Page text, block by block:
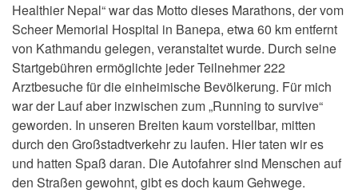
Healthier Nepal“ war das Motto dieses Marathons, der vom
Scheer Memorial Hospital in Banepa, etwa 60 km entfernt
von Kathmandu gelegen, veranstaltet wurde. Durch seine
Startgebühren ermöglichte jeder Teilnehmer 222
Arztbesuche für die einheimische Bevölkerung. Für mich
war der Lauf aber inzwischen zum „Running to survive“
geworden. In unseren Breiten kaum vorstellbar, mitten
durch den Großstadtverkehr zu laufen. Hier taten wir es
und hatten Spaß daran. Die Autofahrer sind Menschen auf
den Straßen gewohnt, gibt es doch kaum Gehwege.